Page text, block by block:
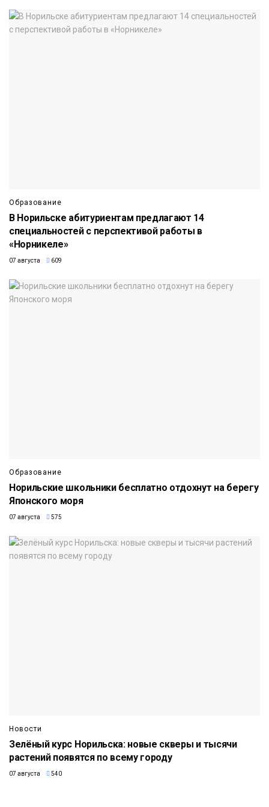
Образование
В Норильске абитуриентам предлагают 14
специальностей с перспективой работы в
«Норникеле»
07 августа 609
Образование
Норильские школьники бесплатно отдохнут на берегу
Японского моря
07 августа 575
Новости
Зелёный курс Норильска: новые скверы и тысячи
растений появятся по всему городу
07 августа 540